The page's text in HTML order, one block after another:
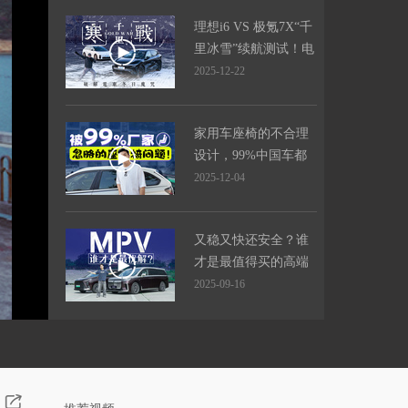
理想i6 VS 极氪7X“千
里冰雪”续航测试！电
车真不过山海关？
2025-12-22
家用车座椅的不合理
设计，99%中国车都
有这问题！
2025-12-04
又稳又快还安全？谁
才是最值得买的高端
MPV！
2025-09-16
到，比起混动“保定普